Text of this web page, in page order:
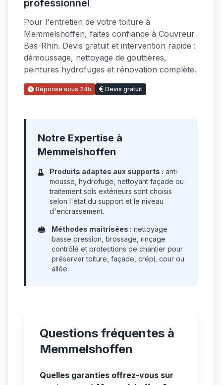
professionnel
Pour l'entretien de votre toiture à
Memmelshoffen, faites confiance à Couvreur
Bas-Rhin. Devis gratuit et intervention rapide :
démoussage, nettoyage de gouttières,
peintures hydrofuges et rénovation complète.
Réponse sous 24h Devis gratuit
Notre Expertise à
Memmelshoffen
Produits adaptés aux supports : anti-
mousse, hydrofuge, nettoyant façade ou
traitement sols extérieurs sont choisis
selon l'état du support et le niveau
d'encrassement.
Méthodes maîtrisées : nettoyage
basse pression, brossage, rinçage
contrôlé et protections de chantier pour
préserver toiture, façade, crépi, cour ou
allée.
Questions fréquentes à
Memmelshoffen
Quelles garanties offrez-vous sur